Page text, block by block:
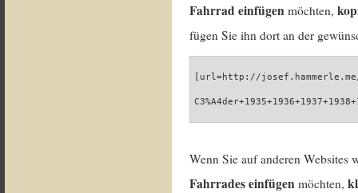
Fahrrad einfügen möchten,
fügen Sie ihn dort an der
[url=http://
Wenn Sie auf anderen
Fahrrades einfügen möchten,